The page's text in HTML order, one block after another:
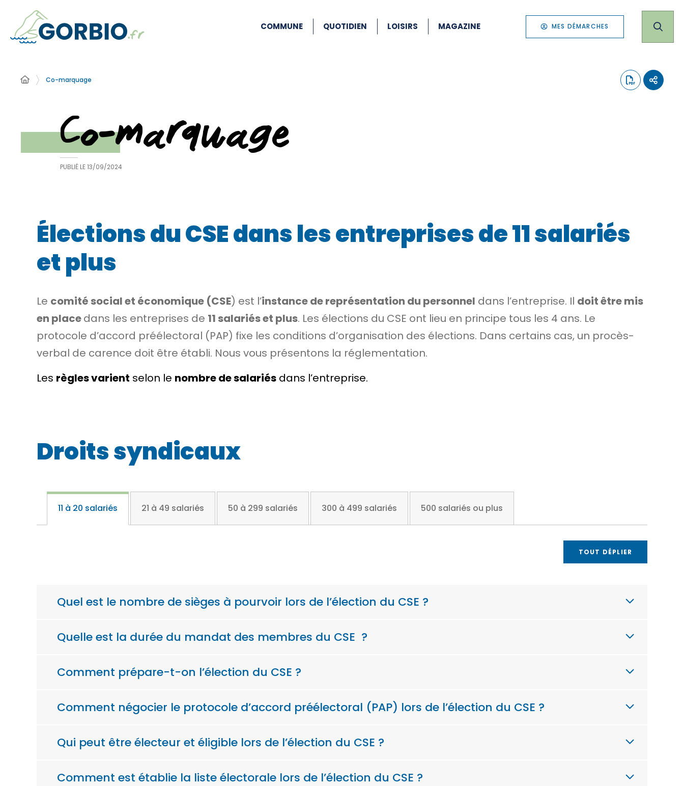
COMMUNE QUOTIDIEN LOISIRS MAGAZINE MES DÉMARCHES
Co-marquage
Co-marquage
PUBLIÉ LE13/09/2024
Élections du CSE dans les entreprises de 11 salariés
et plus
Le comité social et économique (CSE) est l’instance de représentation du personnel dans l’entreprise. Il doit êtremis
en placedans les entreprises de 11 salariés et plus. Les élections du CSE ont lieu en principe tous les 4 ans. Le
protocole d’accord préélectoral (PAP) fixe les conditions d’organisation des élections. Dans certains cas, un procès-
verbal de carence doit être établi. Nous vous présentons la réglementation.
Les règlesvarient selon le nombre de salariés dans l’entreprise.
Droits syndicaux
11 à 20 salariés 21 à 49 salariés 50 à 299 salariés 300 à 499 salariés 500 salariés ou plus
TOUT DÉPLIER
Quel est le nombre de sièges à pourvoir lors de l’élection du CSE ?
Quelle est la durée du mandat des membres du CSE ?
Comment prépare-t-on l’élection du CSE ?
Comment négocier le protocole d’accord préélectoral (PAP) lors de l’élection du CSE ?
Qui peut être électeur et éligible lors de l’élection du CSE ?
Comment est établie la liste électorale lors de l’élection du CSE ?